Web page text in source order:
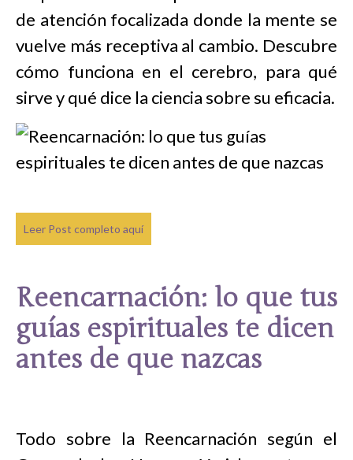
de atención focalizada donde la mente se
vuelve más receptiva al cambio. Descubre
cómo funciona en el cerebro, para qué
sirve y qué dice la ciencia sobre su eficacia.
Leer Post completo aquí
Reencarnación: lo que tus
guías espirituales te dicen
antes de que nazcas
Todo sobre la Reencarnación según el